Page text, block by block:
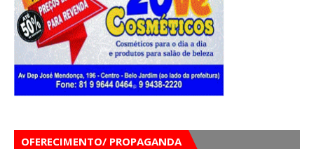
OFERECIMENTO/ PROPAGANDA